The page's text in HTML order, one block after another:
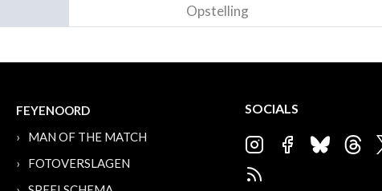
Opstelling
FEYENOORD
MAN OF THE MATCH
FOTOVERSLAGEN
SOCIALS